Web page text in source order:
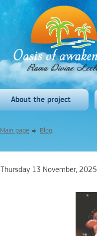
About the project
Main page Blog
Thursday 13 November, 2025